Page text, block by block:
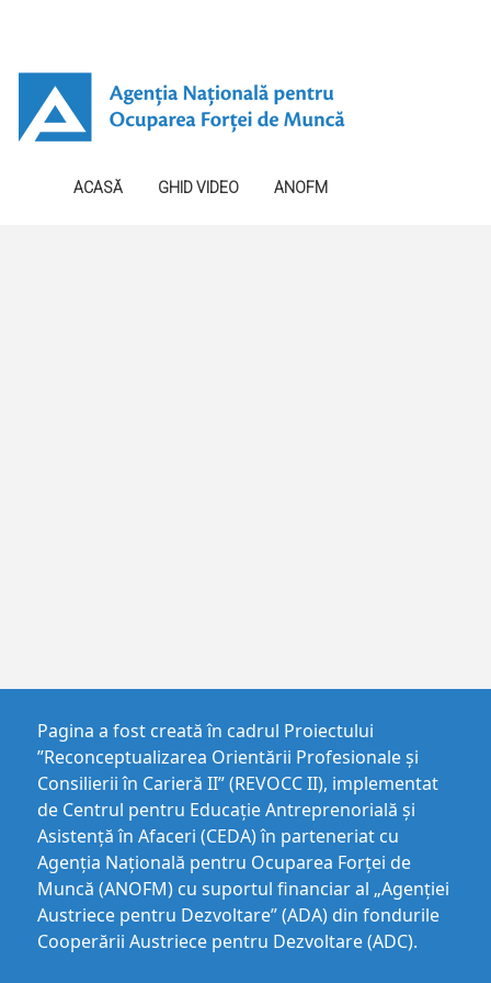
ACASĂ GHID VIDEO ANOFM
Pagina a fost creată în cadrul Proiectului
”Reconceptualizarea Orientării Profesionale și
Consilierii în Carieră II” (REVOCC II), implementat
de Centrul pentru Educaţie Antreprenorială şi
Asistenţă în Afaceri (CEDA) în parteneriat cu
Agenția Națională pentru Ocuparea Forței de
Muncă (ANOFM) cu suportul financiar al „Agenției
Austriece pentru Dezvoltare” (ADA) din fondurile
Cooperării Austriece pentru Dezvoltare (ADC).